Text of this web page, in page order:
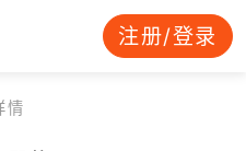
注册/登录
情